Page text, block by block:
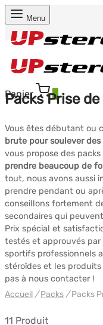
Menu
Panier 0
Packs Prise
Vous êtes débutant ou
brute pour soulever
vous propose des
prendre beaucoup de
tout, nous avons aussi
prendre pendant ou
conseillons fortement
secondaires qui
Prix spécial et
testés et approuvés par
sportifs professionnels
stéroïdes et les produits
pas à nous contacter !
Accueil / Packs /Packs
11 Produit